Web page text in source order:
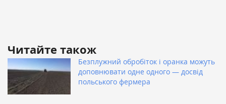
Читайте також
Безплужний обробіток і оранка можуть
доповнювати одне одного — досвід
польського фермера